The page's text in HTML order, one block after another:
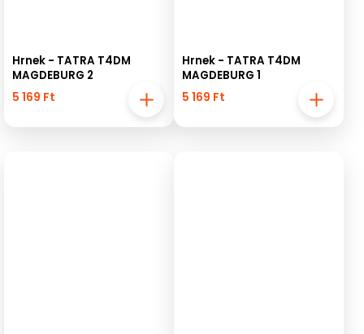
Hrnek - TATRA T4DM
MAGDEBURG 2
5 169 Ft
Hrnek - TATRA T4DM
MAGDEBURG 1
5 169 Ft